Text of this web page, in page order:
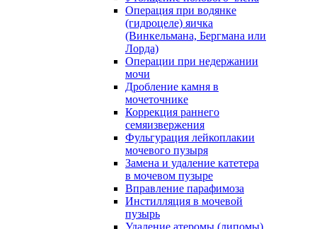
Операция при водянке
(гидроцеле) яичка
(Винкельмана, Бергмана или
Лорда)
Операции при недержании
мочи
Дробление камня в
мочеточнике
Коррекция раннего
семяизвержения
Фульгурация лейкоплакии
мочевого пузыря
Замена и удаление катетера
в мочевом пузыре
Вправление парафимоза
Инстилляция в мочевой
пузырь
Удаление атеромы (липомы)